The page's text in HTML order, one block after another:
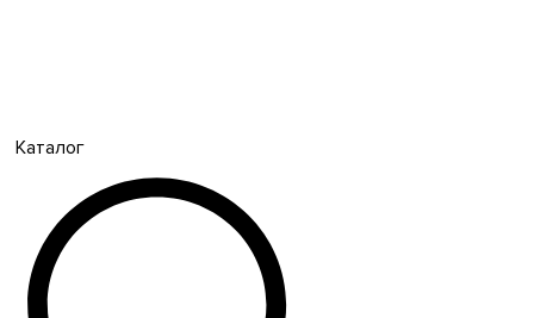
Каталог